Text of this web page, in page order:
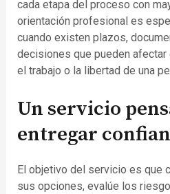
cada etapa del proceso con
orientación profesional es
cuando existen plazos,
decisiones que pueden afectar
el trabajo o la libertad de una
Un servicio
entregar
El objetivo del servicio es que
sus opciones, evalúe los